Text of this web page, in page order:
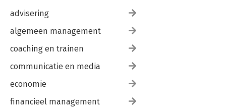
advisering
algemeen management
coaching en trainen
communicatie en media
economie
financieel management